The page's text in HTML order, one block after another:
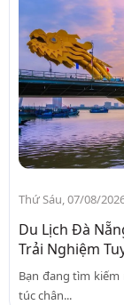
Thứ Sáu, 07/08/
Du Lịch Đà
Trải Nghiệm
Bạn đang tìm
túc chân...